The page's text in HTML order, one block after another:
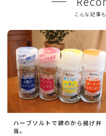
こんな記事
ハーブソルトで鶏のから揚げ弁
当。